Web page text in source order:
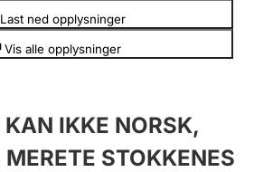
Last ned opplysninger
Vis alle opplysninger
IKKE NORSK,
STOKKENES